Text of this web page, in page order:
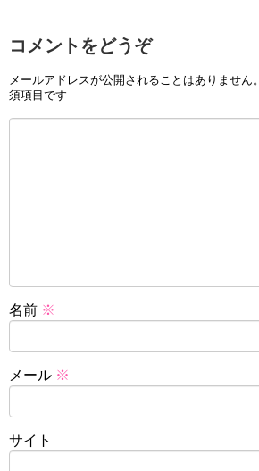
コメントをどうぞ
メールアドレスが公開されることはありません。
須項目です
名前 ※
メール ※
サイト